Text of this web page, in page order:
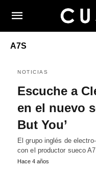
A7S
NOTICIAS
Escuche a
en el nuevo
But You’
El grupo inglés de
con el productor sueco
Hace 4 años